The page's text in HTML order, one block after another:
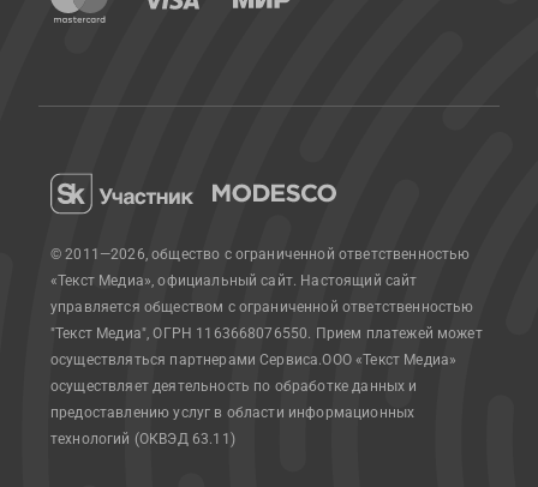
© 2011—2026, общество с ограниченной ответственностью
«Текст Медиа», официальный сайт. Настоящий сайт
управляется обществом с ограниченной ответственностью
"Текст Медиа", ОГРН 1163668076550. Прием платежей может
осуществляться партнерами Сервиса.ООО «Текст Медиа»
осуществляет деятельность по обработке данных и
предоставлению услуг в области информационных
технологий (ОКВЭД 63.11)